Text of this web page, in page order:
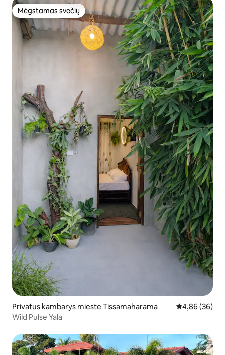
Mėgstamas svečių
Mėgstamas svečių
Privatus kambarys mieste Tissamaharama Vidutinis
4,86 (36)
Wild Pulse Yala